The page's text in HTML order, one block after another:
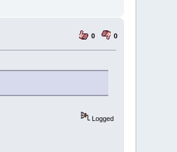
0 0
Logged